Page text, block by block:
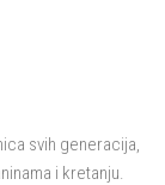
svih generacija,
i kretanju.